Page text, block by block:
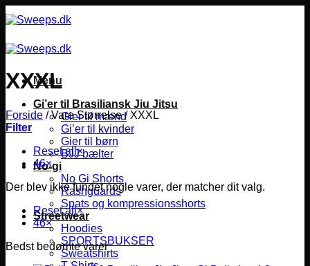
til
Menu
Gi’er til Brasiliansk Jiu Jitsu
Gier til mænd
Gi’er til kvinder
Gier til børn
BJJ bælter
No-gi
No Gi Shorts
Rashguards
Spats og kompressionsshorts
Streetwear
Hoodies
SPORTSBUKSER
Sweatshirts
XXXL
Forside /Vare Størrelse/XXXL
Filter
Reset all×
46×
Der blev ikke fundet nogle varer, der matcher dit valg.
Reset all×
46×
Bedst bedømte varer